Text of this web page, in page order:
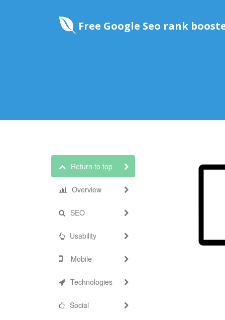
Free Google Seo rank
Return to top
Overview
SEO
Usability
Mobile
Technologies
Social